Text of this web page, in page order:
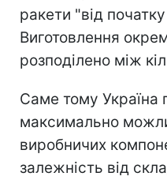
ракети "від
Виготовлення
розподілено між
Саме тому Україна
максимально
виробничих
залежність від